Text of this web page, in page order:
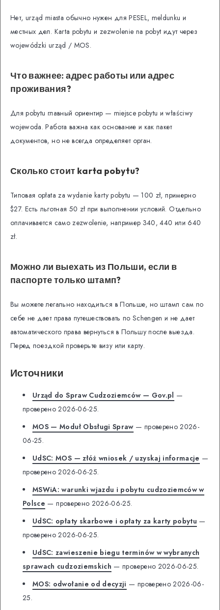
Нет, urząd miasta обычно нужен для PESEL, meldunku и
местных дел. Karta pobytu и zezwolenie na pobyt идут через
wojewódzki urząd / MOS.
Что важнее: адрес работы или адрес
проживания?
Для pobytu главный ориентир — miejsce pobytu и właściwy
wojewoda. Работа важна как основание и как пакет
документов, но не всегда определяет орган.
Сколько стоит karta pobytu?
Типовая opłata za wydanie karty pobytu — 100 zł, примерно
$27. Есть льготная 50 zł при выполнении условий. Отдельно
оплачивается само zezwolenie, например 340, 440 или 640
zł.
Можно ли выехать из Польши, если в
паспорте только штамп?
Вы можете легально находиться в Польше, но штамп сам по
себе не дает права путешествовать по Schengen и не дает
автоматического права вернуться в Польшу после выезда.
Перед поездкой проверьте визу или карту.
Источники
Urząd do Spraw Cudzoziemców — Gov.pl —
проверено 2026-06-25.
MOS — Moduł Obsługi Spraw— проверено 2026-
06-25.
UdSC: MOS — złóż wniosek / uzyskaj informacje —
проверено 2026-06-25.
MSWiA: warunki wjazdu i pobytu cudzoziemców w
Polsce — проверено 2026-06-25.
UdSC: opłaty skarbowe i opłaty za karty pobytu —
проверено 2026-06-25.
UdSC: zawieszenie biegu terminów w wybranych
sprawach cudzoziemskich — проверено 2026-06-25.
MOS: odwołanie od decyzji — проверено 2026-06-
25.